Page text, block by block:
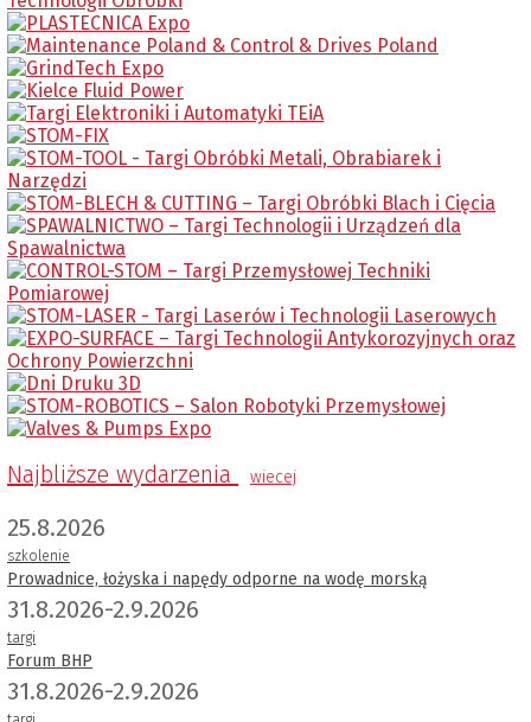
Najbliższe wydarzenia wiecej
25.8.2026
szkolenie
Prowadnice, łożyska i napędy odporne na wodę morską
31.8.2026-2.9.2026
targi
Forum BHP
31.8.2026-2.9.2026